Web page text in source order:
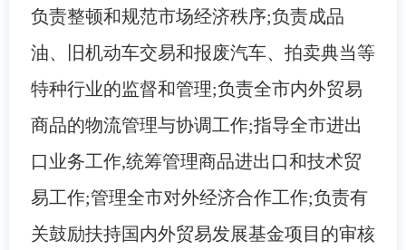
负责整顿和规范市场经济秩序;负责成品
油、旧机动车交易和报废汽车、拍卖典当等
特种行业的监督和管理;负责全市内外贸易
商品的物流管理与协调工作;指导全市进出
口业务工作,统筹管理商品进出口和技术贸
易工作;管理全市对外经济合作工作;负责有
关鼓励扶持国内外贸易发展基金项目的审核